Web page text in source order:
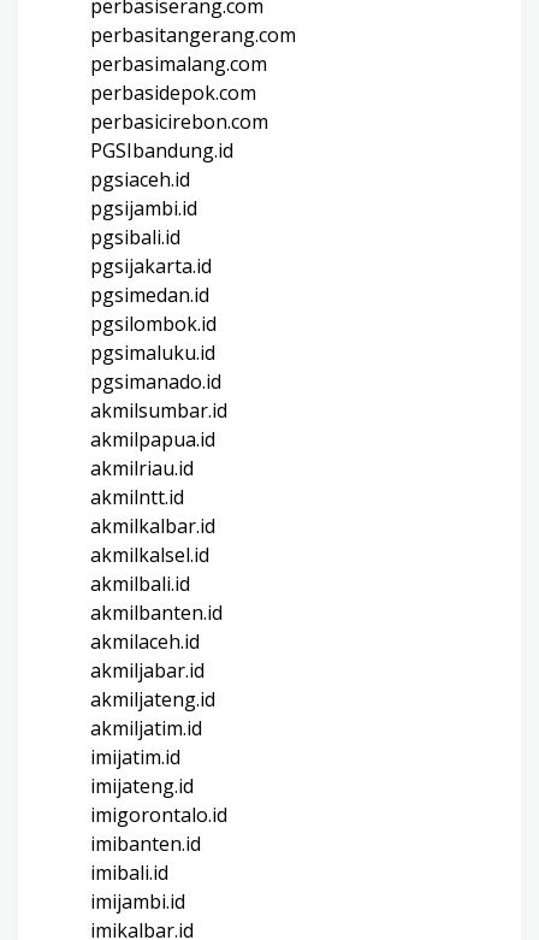
perbasiserang.com
perbasitangerang.com
perbasimalang.com
perbasidepok.com
perbasicirebon.com
PGSIbandung.id
pgsiaceh.id
pgsijambi.id
pgsibali.id
pgsijakarta.id
pgsimedan.id
pgsilombok.id
pgsimaluku.id
pgsimanado.id
akmilsumbar.id
akmilpapua.id
akmilriau.id
akmilntt.id
akmilkalbar.id
akmilkalsel.id
akmilbali.id
akmilbanten.id
akmilaceh.id
akmiljabar.id
akmiljateng.id
akmiljatim.id
imijatim.id
imijateng.id
imigorontalo.id
imibanten.id
imibali.id
imijambi.id
imikalbar.id